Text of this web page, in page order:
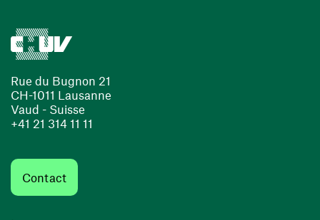
Rue du Bugnon 21
CH-1011 Lausanne
Vaud - Suisse
+41 21 314 11 11
Contact